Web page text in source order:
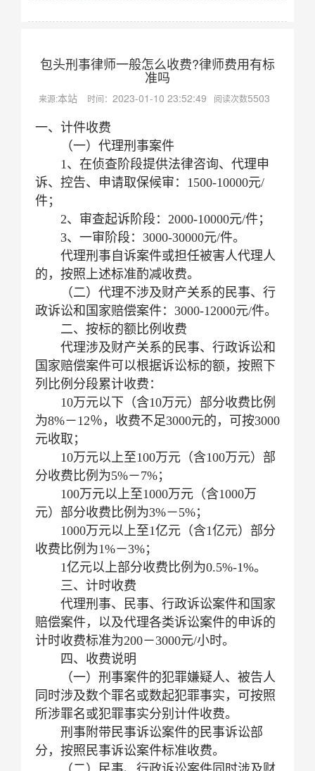
包头刑事律师一般怎么收费?律师费用有标
准吗
来源:本站 时间： 2023-01-10 23:52:49 阅读次数5503
一、计件收费
（一）代理刑事案件
1、在侦查阶段提供法律咨询、代理申
诉、控告、申请取保候审：1500-10000元/
件；
2、审查起诉阶段：2000-10000元/件；
3、一审阶段：3000-30000元/件。
代理刑事自诉案件或担任被害人代理人
的，按照上述标准酌减收费。
（二）代理不涉及财产关系的民事、行
政诉讼和国家赔偿案件：3000-12000元/件。
二、按标的额比例收费
代理涉及财产关系的民事、行政诉讼和
国家赔偿案件可以根据诉讼标的额，按照下
列比例分段累计收费：
10万元以下（含10万元）部分收费比例
为8%－12％，收费不足3000元的，可按3000
元收取；
10万元以上至100万元（含100万元）部
分收费比例为5%－7%；
100万元以上至1000万元（含1000万
元）部分收费比例为3%－5%；
1000万元以上至1亿元（含1亿元）部分
收费比例为1%－3%；
1亿元以上部分收费比例为0.5%-1%。
三、计时收费
代理刑事、民事、行政诉讼案件和国家
赔偿案件，以及代理各类诉讼案件的申诉的
计时收费标准为200－3000元/小时。
四、收费说明
（一）刑事案件的犯罪嫌疑人、被告人
同时涉及数个罪名或数起犯罪事实，可按照
所涉罪名或犯罪事实分别计件收费。
刑事附带民事诉讼案件的民事诉讼部
分，按照民事诉讼案件标准收费。